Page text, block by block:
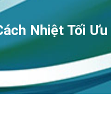
Nhiệt Tối Ưu